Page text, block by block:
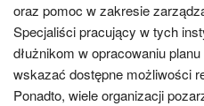
oraz pomoc w zakresie
Specjaliści pracujący w tych
dłużnikom w opracowaniu
wskazać dostępne możliwości
Ponadto, wiele organizacji